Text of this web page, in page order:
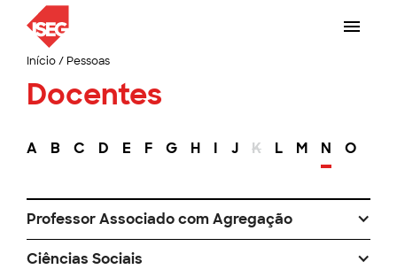
Início/ Pessoas
Docentes
A B C D E F G H I J K L M N O
Professor Associado com Agregação
Ciências Sociais